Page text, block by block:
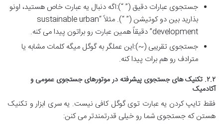
جستجوی عبارات دقیق (” “):اگه دنبال یه عبارت خاص هستید، اونو
بذارید بین دو کوتیشن (” “). مثلاً “sustainable urban
development” دقیقاً همین عبارت رو براتون پیدا می کنه.
جستجوی تقریبی (~):این عملگر به گوگل میگه کلمات مشابه یا
مترادف رو هم برات پیدا کنه.
۲.۲. تکنیک های جستجوی پیشرفته در موتورهای جستجوی عمومی و
آکادمیک
فقط تایپ کردن یه عبارت توی گوگل کافی نیست. یه سری ابزار و تکنیک
هستن که جستجوی شما رو خیلی قدرتمندتر می کنن: